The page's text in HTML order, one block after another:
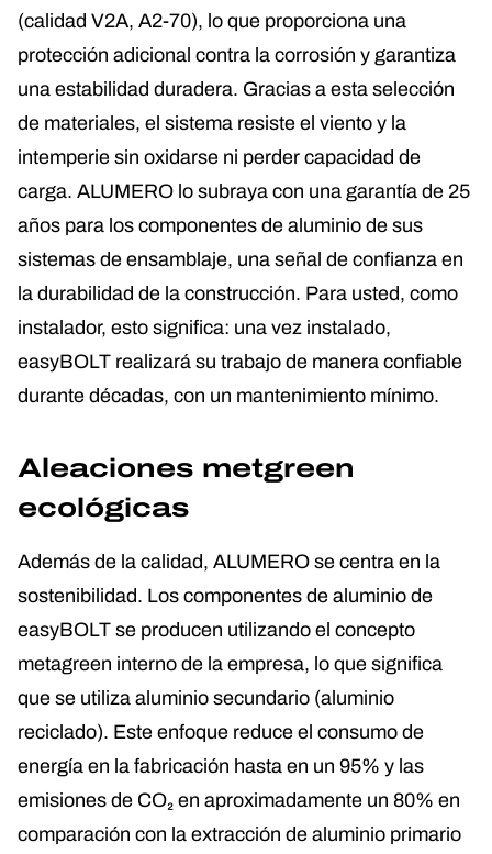
(calidad V2A, A2-70), lo que proporciona una
protección adicional contra la corrosión y garantiza
una estabilidad duradera. Gracias a esta selección
de materiales, el sistema resiste el viento y la
intemperie sin oxidarse ni perder capacidad de
carga. ALUMERO lo subraya con una garantía de 25
años para los componentes de aluminio de sus
sistemas de ensamblaje, una señal de confianza en
la durabilidad de la construcción. Para usted, como
instalador, esto significa: una vez instalado,
easyBOLT realizará su trabajo de manera confiable
durante décadas, con un mantenimiento mínimo.
Aleaciones metgreen
ecológicas
Además de la calidad, ALUMERO se centra en la
sostenibilidad. Los componentes de aluminio de
easyBOLT se producen utilizando el concepto
metagreen interno de la empresa, lo que significa
que se utiliza aluminio secundario (aluminio
reciclado). Este enfoque reduce el consumo de
energía en la fabricación hasta en un 95% y las
emisiones de CO₂ en aproximadamente un 80% en
comparación con la extracción de aluminio primario